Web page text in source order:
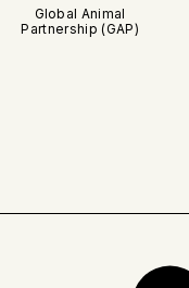
Global Animal
Partnership (GAP)